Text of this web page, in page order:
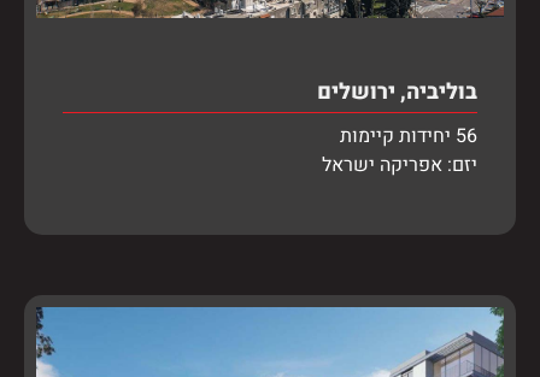
בוליביה, ירושלים
56 יחידות קיימות
יזם: אפריקה ישראל